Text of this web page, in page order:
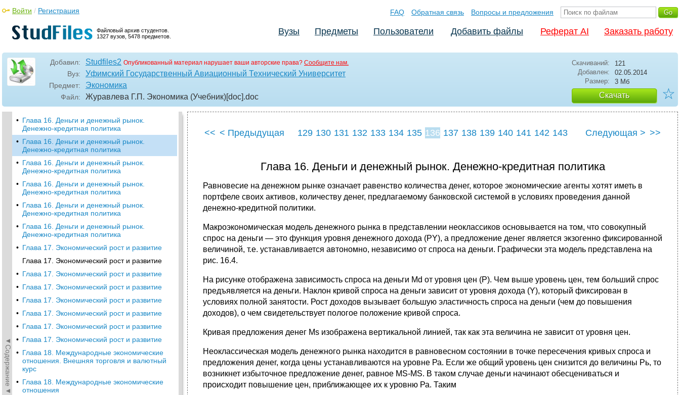
Файловый архив студентов.
1327 вузов, 5478 предметов.
Войти / Регистрация FAQ Обратная связь Вопросы и предложения
Вузы Предметы Пользователи Добавить файлы Реферат AI Заказать работу
Добавил: Studfiles2 Опубликованный материал нарушает ваши авторские права? Сообщите нам.
Вуз: Уфимский Государственный Авиационный Технический Университет
Предмет: Экономика
Файл: Журавлева Г.П. Экономика (Учебник)[doc].doc
Скачиваний:
121
Добавлен:
02.05.2014
Размер:
3 Мб
Скачать ☆
◄Содержание◄
Глава 15. Государственные расходы и
• Глава 15. Государственные расходы и
• Глава 16. Деньги и денежный рынок.
Денежно-кредитная политика
• Глава 16. Деньги и денежный рынок.
Денежно-кредитная политика
Глава 16. Деньги и денежный рынок.
Денежно-кредитная политика
• Глава 16. Деньги и денежный рынок.
Денежно-кредитная политика
• Глава 16. Деньги и денежный рынок.
Денежно-кредитная политика
• Глава 16. Деньги и денежный рынок.
Денежно-кредитная политика
• Глава 16. Деньги и денежный рынок.
Денежно-кредитная политика
• Глава 16. Деньги и денежный рынок.
Денежно-кредитная политика
• Глава 16. Деньги и денежный рынок.
Денежно-кредитная политика
• Глава 17. Экономический рост и развитие
Глава 17. Экономический рост и развитие
• Глава 17. Экономический рост и развитие
• Глава 17. Экономический рост и развитие
• Глава 17. Экономический рост и развитие
• Глава 17. Экономический рост и развитие
• Глава 17. Экономический рост и развитие
• Глава 17. Экономический рост и развитие
• Глава 18. Международные экономические
отношения. Внешняя торговля и валютный
курс
• Глава 18. Международные экономические
отношения
<< < Предыдущая 129 130 131 132 133 134 135 136 137 138 139 140 141 142 143
Следующая > >>
Глава 16. Деньги и денежный рынок. Денежно-кредитная политика
Равновесие на денежном рынке означает равенство количества денег, которое экономические агенты хотят иметь в
портфеле своих активов, количеству денег, предлагаемому банковской системой в условиях проведения данной
денежно-кредитной политики.
Макроэкономическая модель денежного рынка в представлении неоклассиков основывается на том, что совокупный
спрос на деньги — это функция уровня денежного дохода (PY), a предложение денег является экзогенно фиксированной
величиной, т.е. устанавливается автономно, независимо от спроса на деньги. Графически эта модель представлена на
рис. 16.4.
На рисунке отображена зависимость спроса на деньги Md от уровня цен (Р). Чем выше уровень цен, тем больший спрос
предъявляется на деньги. Наклон кривой спроса на деньги зависит от уровня дохода (Y), который фиксирован в
условиях полной занятости. Рост доходов вызывает большую эластичность спроса на деньги (чем до повышения
доходов), о чем свидетельствует пологое положение кривой спроса.
Кривая предложения денег Ms изображена вертикальной линией, так как эта величина не зависит от уровня цен.
Неоклассическая модель денежного рынка находится в равновесном состоянии в точке пересечения кривых спроса и
предложения денег, когда цены устанавливаются на уровне Ра. Если же общий уровень цен снизится до величины Рь, то
возникнет избыточное предложение денег, равное MS-MS. В таком случае деньги начинают обесцениваться и
происходит повышение цен, приближающее их к уровню Ра. Таким